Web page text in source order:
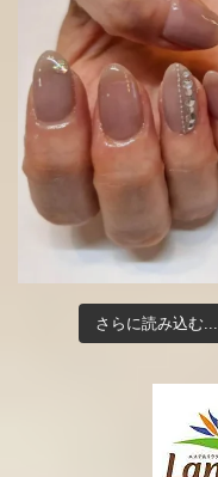
さらに読み込む...